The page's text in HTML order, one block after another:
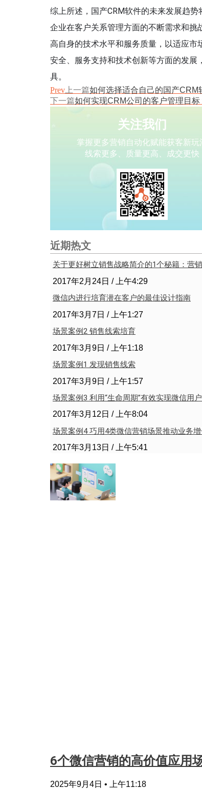
综上所述，国产CRM软件的未来发展趋
企业在客户关系管理方面的不断需求和挑
高自身的技术水平和服务质量，以适应
安全、服务支持和技术创新等方面的发
具。
Prev 上一篇如何选择适合自己的国产CRM
下一篇如何实现CRM公司的客户管理目标
关注我们
掌握更多营销自动化赋能获客新玩
线索更多、质量更高、成交更快
近期热文
关于更好树立销售战略简介的1个秘籍：营
2017年2月24日 上午4:29
微信内进行培育潜在客户的最佳设计指南
2017年3月7日 上午1:27
场景案例2 销售线索培育
2017年3月9日 上午1:18
场景案例1 发现销售线索
2017年3月9日 上午1:57
场景案例3 利用“生命周期”有效实现微信用
2017年3月12日 上午8:04
场景案例4 巧用4类微信营销场景推动业务
2017年3月13日 上午5:41
6个微信营销的高价值应用
2025年9月4日 上午11:18